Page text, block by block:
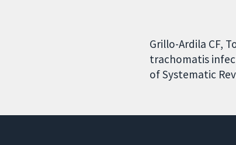
Grillo-Ardila CF,
trachomatis
of Systematic